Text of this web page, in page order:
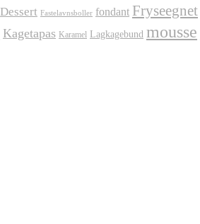
Dessert Fastelavnsboller fondant Fryseegnet
Kagetapas Karamel Lagkagebund mousse